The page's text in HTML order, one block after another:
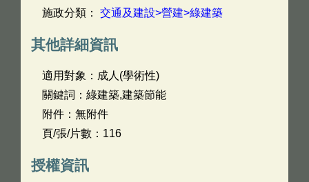
施政分類： 交通及建設>營建>綠建築
其他詳細資訊
適用對象：成人(學術性)
關鍵詞：綠建築,建築節能
附件：無附件
頁/張/片數：116
授權資訊